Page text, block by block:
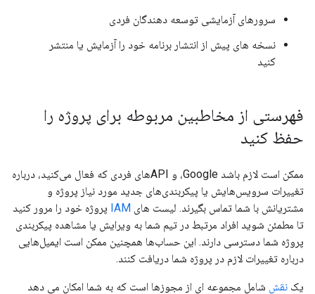
سرورهای آزمایشی توسعه دهندگان فردی
نسخه های پیش از انتشار برنامه خود را آزمایش یا منتشر
کنید
فهرستی از مخاطبین مربوطه برای پروژه را
حفظ کنید
ممکن است لازم باشد Google، و APIهای فردی که فعال می‌کنید، درباره
تغییرات سرویس‌هایش یا پیکربندی‌های جدید مورد نیاز پروژه و
مشتریانش با شما تماس بگیرند. لیست های IAM پروژه خود را مرور کنید
تا مطمئن شوید افراد مرتبط در تیم شما به ویرایش یا مشاهده پیکربندی
پروژه شما دسترسی دارند. این حساب‌ها همچنین ممکن است ایمیل‌هایی
درباره تغییرات لازم در پروژه شما دریافت کنند.
یک نقش شامل مجموعه ای از مجوزها است که به شما امکان می دهد